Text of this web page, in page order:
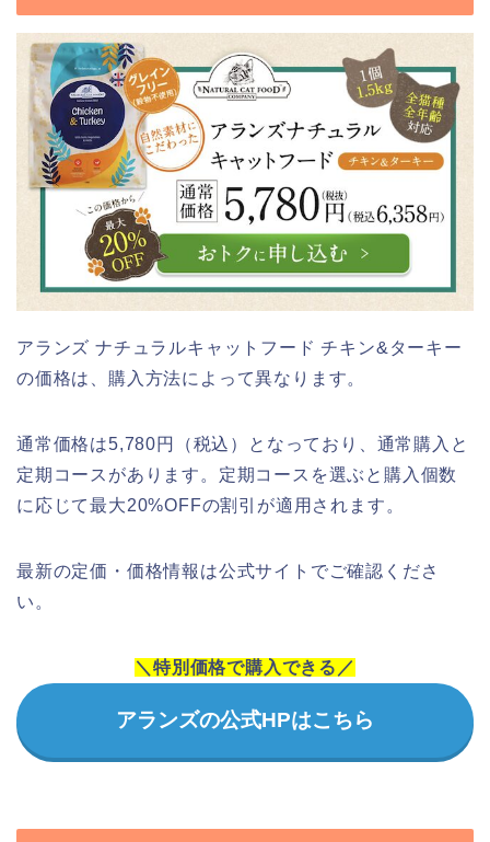
アランズ ナチュラルキャットフード チキン&ターキー
の価格は、購入方法によって異なります。
通常価格は5,780円（税込）となっており、通常購入と
定期コースがあります。定期コースを選ぶと購入個数
に応じて最大20%OFFの割引が適用されます。
最新の定価・価格情報は公式サイトでご確認くださ
い。
＼特別価格で購入できる／
アランズの公式HPはこちら